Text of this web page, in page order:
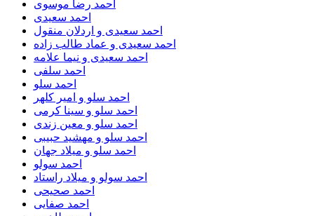
احمد رضا موسوی
احمد سعیدی
احمد سعیدی و اردلان منقول
احمد سعیدی و عماد طالب زاده
احمد سعیدی و نیما علامه
احمد سلفی
احمد سلو
احمد سلو و امیر کلهر
احمد سلو و سینا کرمی
احمد سلو و معین زندی
احمد سلو و مهشید حبیبی
احمد سلو و میلاد جهان
احمد سولو
احمد سولو و میلاد راستاد
احمد صحیحی
احمد صفایی